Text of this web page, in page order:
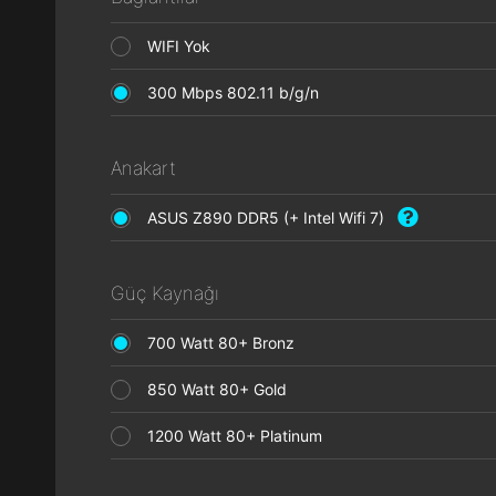
WIFI Yok
300 Mbps 802.11 b/g/n
Anakart
ASUS Z890 DDR5 (+ Intel Wifi 7)
Güç Kaynağı
700 Watt 80+ Bronz
850 Watt 80+ Gold
1200 Watt 80+ Platinum